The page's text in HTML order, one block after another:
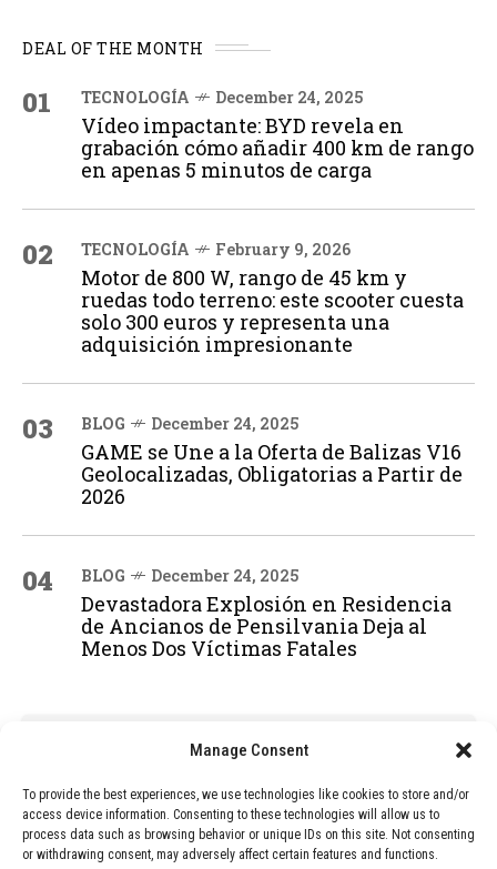
Manage Consent
To provide the best experiences, we use technologies like cookies to store and/or
access device information. Consenting to these technologies will allow us to
process data such as browsing behavior or unique IDs on this site. Not consenting
or withdrawing consent, may adversely affect certain features and functions.
DEAL OF THE MONTH
01 TECNOLOGÍA December 24, 2025
Vídeo impactante: BYD revela en
grabación cómo añadir 400 km de rango
en apenas 5 minutos de carga
02 TECNOLOGÍA February 9, 2026
Motor de 800 W, rango de 45 km y
ruedas todo terreno: este scooter cuesta
solo 300 euros y representa una
adquisición impresionante
03 BLOG December 24, 2025
GAME se Une a la Oferta de Balizas V16
Geolocalizadas, Obligatorias a Partir de
2026
04 BLOG December 24, 2025
Devastadora Explosión en Residencia
de Ancianos de Pensilvania Deja al
Menos Dos Víctimas Fatales